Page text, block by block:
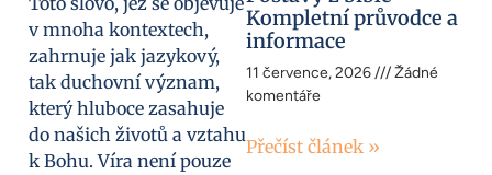
v mnoha kontextech,
zahrnuje jak jazykový,
tak duchovní význam,
který hluboce zasahuje
do našich životů a vztahu
k Bohu. Víra není pouze
Kompletní průvodce a
informace
11 července, 2026
Žádné
komentáře
Přečíst článek »